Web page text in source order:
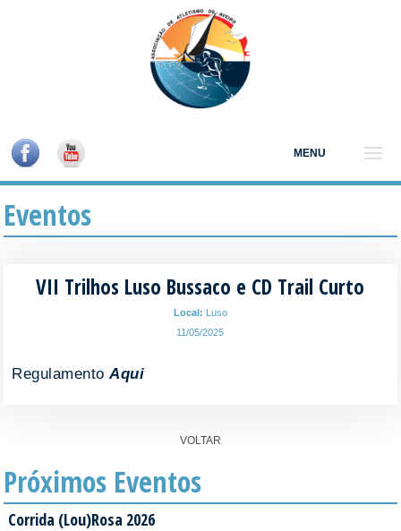
MENU
Eventos
VII Trilhos Luso Bussaco e CD Trail Curto
Local: Luso
11/05/2025
RegulamentoAqui
VOLTAR
Próximos Eventos
Corrida (Lou)Rosa 2026